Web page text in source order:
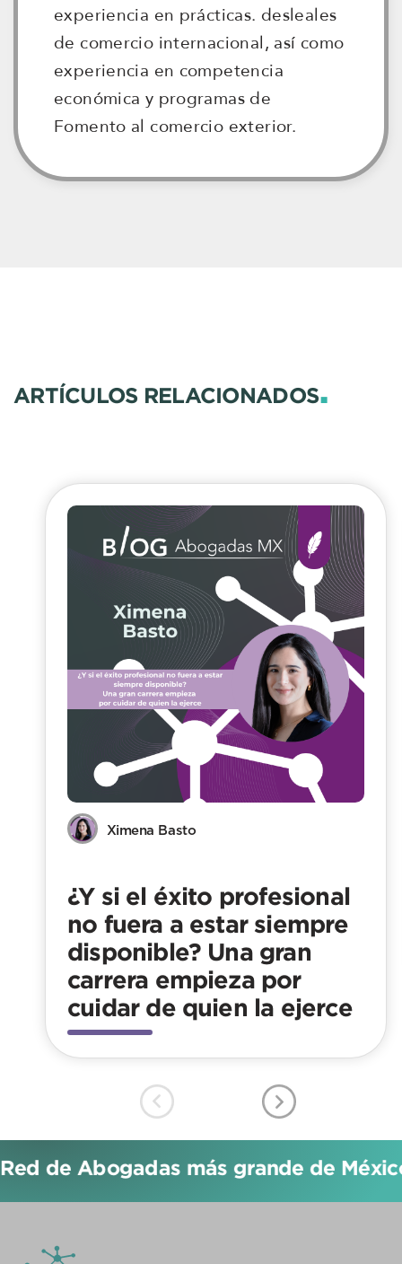
experiencia en prácticas. desleales
de comercio internacional, así como
experiencia en competencia
económica y programas de
Fomento al comercio exterior.
ARTÍCULOS RELACIONADOS.
Ximena Basto
¿Y si el éxito profesional
no fuera a estar siempre
disponible? Una gran
carrera empieza por
cuidar de quien la ejerce
de Abogadas más grande de México!